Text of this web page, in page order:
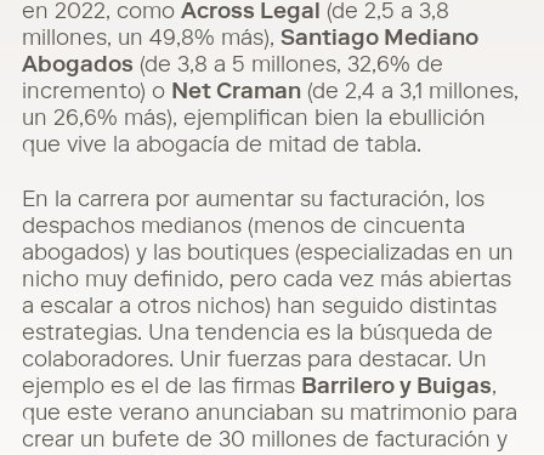
en 2022, comoAcross Legal (de 2,5 a 3,8
millones, un 49,8% más),Santiago Mediano
Abogados (de 3,8 a 5 millones, 32,6% de
incremento) o Net Craman (de 2,4 a 3,1 millones,
un 26,6% más), ejemplifican bien la ebullición
que vive la abogacía de mitad de tabla.
En la carrera por aumentar su facturación, los
despachos medianos (menos de cincuenta
abogados) y las boutiques (especializadas en un
nicho muy definido, pero cada vez más abiertas
a escalar a otros nichos) han seguido distintas
estrategias. Una tendencia es la búsqueda de
colaboradores. Unir fuerzas para destacar. Un
ejemplo es el de las firmas Barrilero y Buigas,
que este verano anunciaban su matrimonio para
crear un bufete de 30 millones de facturación y